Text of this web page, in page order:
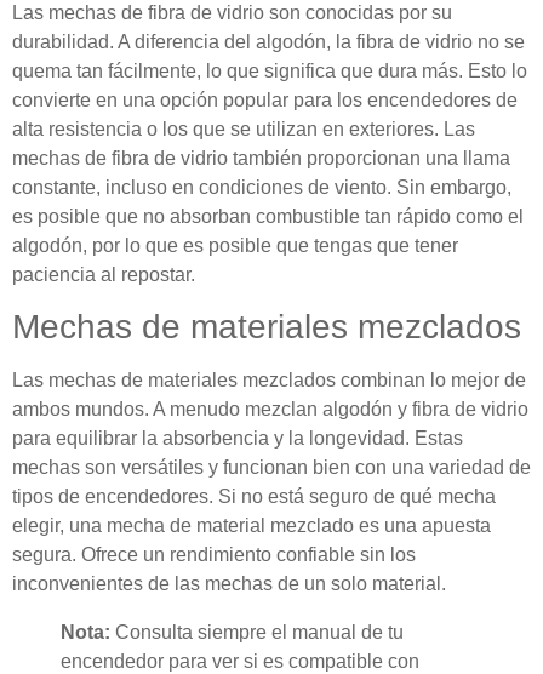
Las mechas de fibra de vidrio son conocidas por su
durabilidad. A diferencia del algodón, la fibra de vidrio no se
quema tan fácilmente, lo que significa que dura más. Esto lo
convierte en una opción popular para los encendedores de
alta resistencia o los que se utilizan en exteriores. Las
mechas de fibra de vidrio también proporcionan una llama
constante, incluso en condiciones de viento. Sin embargo,
es posible que no absorban combustible tan rápido como el
algodón, por lo que es posible que tengas que tener
paciencia al repostar.
Mechas de materiales mezclados
Las mechas de materiales mezclados combinan lo mejor de
ambos mundos. A menudo mezclan algodón y fibra de vidrio
para equilibrar la absorbencia y la longevidad. Estas
mechas son versátiles y funcionan bien con una variedad de
tipos de encendedores. Si no está seguro de qué mecha
elegir, una mecha de material mezclado es una apuesta
segura. Ofrece un rendimiento confiable sin los
inconvenientes de las mechas de un solo material.
Nota: Consulta siempre el manual de tu
encendedor para ver si es compatible con